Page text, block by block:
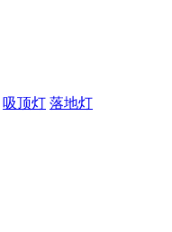
吸顶灯 落地灯